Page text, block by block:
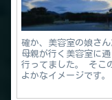
確か、美容室の娘さ
母親が行く美容室に
行ってました。 そこ
よかなイメージです